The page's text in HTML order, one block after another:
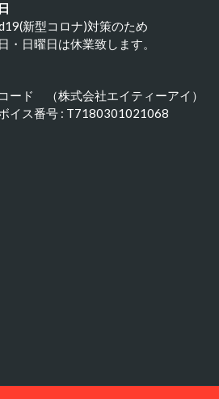
新型コロナ)対策のため
・日曜日は休業致します。
ード （株式会社エイティーアイ）
イス番号 : T7180301021068